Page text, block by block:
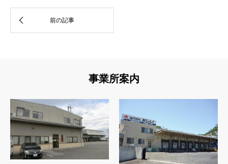
事業所案内